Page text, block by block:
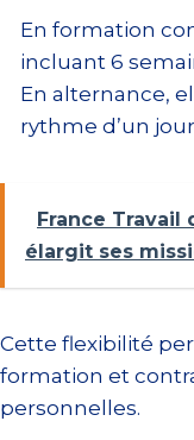
En formation
incluant 6
En alternance,
rythme d’un
France Travail
élargit ses
Cette flexibilité
formation et
personnelles.